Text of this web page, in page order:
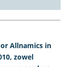
Allnamics in
zowel